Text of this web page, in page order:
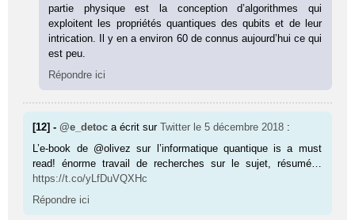
partie physique est la conception d’algorithmes qui
exploitent les propriétés quantiques des qubits et de leur
intrication. Il y en a environ 60 de connus aujourd’hui ce qui
est peu.
Répondre ici
[12] -@e_detoc a écrit surTwitter le 5 décembre 2018 :
L’e-book de @olivez sur l’informatique quantique is a must
read! énorme travail de recherches sur le sujet, résumé…
https://t.co/yLfDuVQXHc
Répondre ici